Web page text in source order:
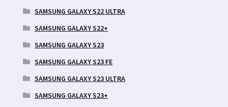
SAMSUNG GALAXY S22 ULTRA
SAMSUNG GALAXY S22+
SAMSUNG GALAXY S23
SAMSUNG GALAXY S23 FE
SAMSUNG GALAXY S23 ULTRA
SAMSUNG GALAXY S23+